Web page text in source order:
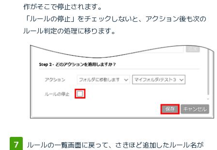
作がそこで停止されます。
「ルールの停止」をチェックしないと、アクション後も次の
ルール判定の処理に移ります。
ルールの一覧画面に戻って、さきほど追加したルール名が